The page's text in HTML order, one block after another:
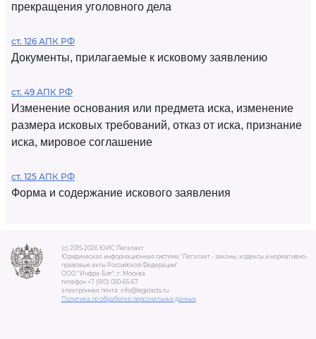
прекращения уголовного дела
ст. 126 АПК РФ
Документы, прилагаемые к исковому заявлению
ст. 49 АПК РФ
Изменение основания или предмета иска, изменение
размера исковых требований, отказ от иска, признание
иска, мировое соглашение
ст. 125 АПК РФ
Форма и содержание искового заявления
(c) 2015-2026 ЮИС Легалакт
Юридическая информационная система "Легалакт - законы, кодексы и нормативно-
правовые акты Российской Федерации"
ООО "Инфра-Бит", г. Москва.
телефон +7 (910) 050-65-67
электронная почта: info@legalacts.ru
Политика по обработке персональных данных